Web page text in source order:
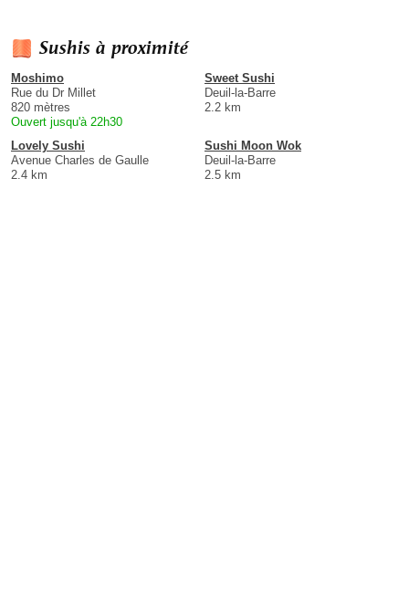
Sushis à proximité
Moshimo
Rue du Dr Millet
820 mètres
Ouvert jusqu'à 22h30
Sweet Sushi
Deuil-la-Barre
2.2 km
Lovely Sushi
Avenue Charles de Gaulle
2.4 km
Sushi Moon Wok
Deuil-la-Barre
2.5 km